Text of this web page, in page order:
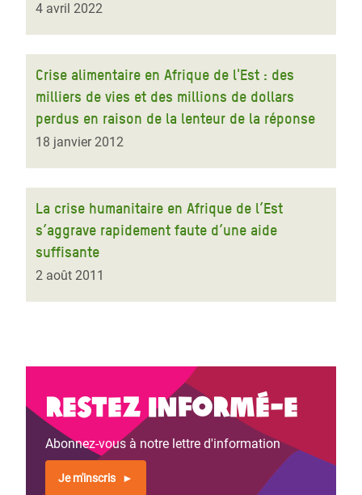
4 avril 2022
Crise alimentaire en Afrique de l'Est : des
milliers de vies et des millions de dollars
perdus en raison de la lenteur de la réponse
18 janvier 2012
La crise humanitaire en Afrique de l’Est
s’aggrave rapidement faute d’une aide
suffisante
2 août 2011
Restez informé-e
Abonnez-vous à notre lettre d'information
Je m'inscris